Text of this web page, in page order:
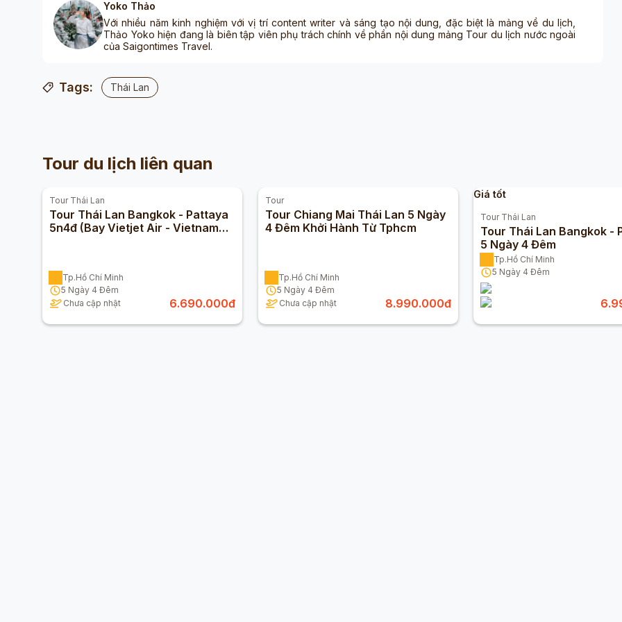
Yoko Thảo
Với nhiều năm kinh nghiệm với vị trí content writer và sáng tạo nội dung, đặc biệt là mảng về du lịch,
Thảo Yoko hiện đang là biên tập viên phụ trách chính về phần nội dung mảng Tour du lịch nước ngoài
của Saigontimes Travel.
Tags: Thái Lan
Tour du lịch liên quan
Tour Thái Lan
Tour Thái Lan Bangkok - Pattaya
5n4đ (Bay Vietjet Air - Vietnam
Tp.Hồ Chí Minh
5 Ngày 4 Đêm
Chưa cập nhật
6.690.000đ
Tour
Tour Chiang Mai Thái Lan 5 Ngày
4 Đêm Khởi Hành Từ Tphcm
Tp.Hồ Chí Minh
5 Ngày 4 Đêm
Chưa cập nhật
8.990.000đ
Giá tốt
Tour Thái Lan
Tour Thái Lan Bangkok -
5 Ngày 4 Đêm
Tp.Hồ Chí Minh
5 Ngày 4 Đêm